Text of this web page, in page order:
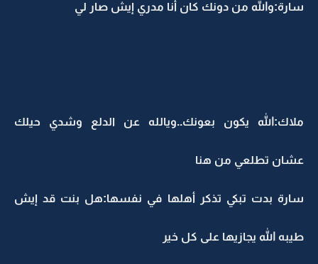
سارة:والله من دونك كان أنا مدري إيش صار لي
ملاك:الله يكون بعونك..ويالله عن الدلع وشدي حيلك
عشان تطلعي من هنا
سارة بدت تبكي تذكر أهلها في نفسها:هل بنت قد إيش
طيبه الله يجازيها على كل خير